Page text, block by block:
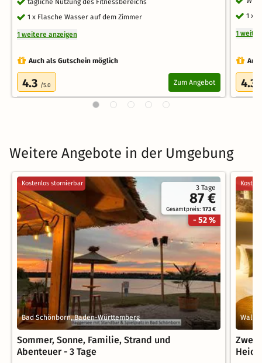
tägliche Nutzung des Fitnessbereichs
1 x Flasche Wasser auf dem Zimmer
1 weitere anzeigen
Auch als Gutschein möglich
4.3 /5.0 Zum Angebot
1 x
1
4.3
Weitere Angebote in der Umgebung
3 Tage
87 €
Gesamtpreis:173 €
- 52 %
Kostenlos stornierbar
Bad Schönborn, Baden-Württemberg
Sommer, Sonne, Familie, Strand und
Abenteuer - 3 Tage
Zwei